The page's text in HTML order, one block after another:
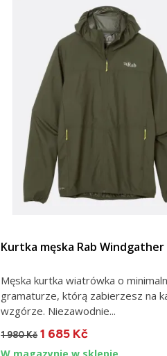
Kurtka męska Rab
Męska kurtka wiatrówka o
gramaturze, którą zabierzesz na
wzgórze. Niezawodnie...
1 980 Kč 1 685 Kč